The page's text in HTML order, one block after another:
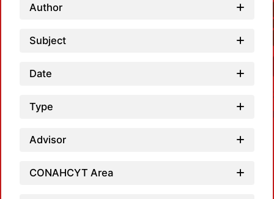
Author
Subject
Date
Type
Advisor
CONAHCYT Area